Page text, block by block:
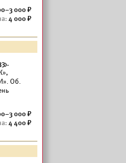
000
4 000
Об.
000
4 400